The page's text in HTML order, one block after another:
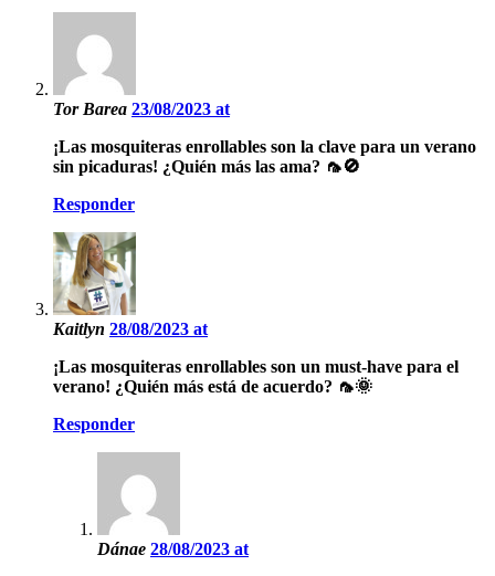
Tor Barea 23/08/2023 at
¡Las mosquiteras enrollables son la clave para un verano
sin picaduras! ¿Quién más las ama? 🦟🚫
Responder
Kaitlyn 28/08/2023 at
¡Las mosquiteras enrollables son un must-have para el
verano! ¿Quién más está de acuerdo? 🦟🌞
Responder
Dánae 28/08/2023 at